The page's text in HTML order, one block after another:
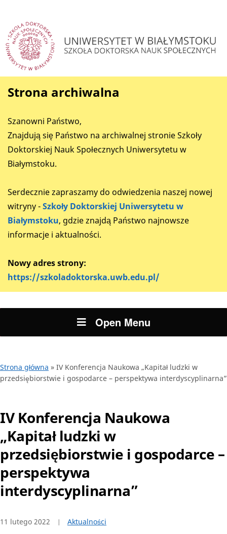
Strona archiwalna
Szanowni Państwo,
Znajdują się Państwo na archiwalnej stronie Szkoły
Doktorskiej Nauk Społecznych Uniwersytetu w
Białymstoku.
Serdecznie zapraszamy do odwiedzenia naszej nowej
witryny -Szkoły Doktorskiej Uniwersytetu w
Białymstoku, gdzie znajdą Państwo najnowsze
informacje i aktualności.
Nowy adres strony:
https://szkoladoktorska.uwb.edu.pl/
Open Menu
Strona główna » IV Konferencja Naukowa „Kapitał ludzki w
przedsiębiorstwie i gospodarce – perspektywa interdyscyplinarna”
IV Konferencja Naukowa
„Kapitał ludzki w
przedsiębiorstwie i gospodarce –
perspektywa
interdyscyplinarna”
11 lutego 2022 Aktualności